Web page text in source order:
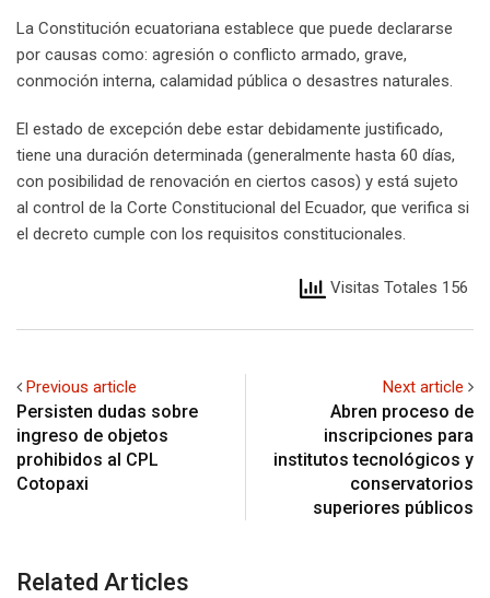
La Constitución ecuatoriana establece que puede declararse
por causas como: agresión o conflicto armado, grave,
conmoción interna, calamidad pública o desastres naturales.
El estado de excepción debe estar debidamente justificado,
tiene una duración determinada (generalmente hasta 60 días,
con posibilidad de renovación en ciertos casos) y está sujeto
al control de la Corte Constitucional del Ecuador, que verifica si
el decreto cumple con los requisitos constitucionales.
Visitas Totales 156
Previous article
Persisten dudas sobre
ingreso de objetos
prohibidos al CPL
Cotopaxi
Next article
Abren proceso de
inscripciones para
institutos tecnológicos y
conservatorios
superiores públicos
Related Articles